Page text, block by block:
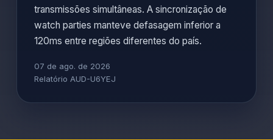
transmissões simultâneas. A sincronização de
watch parties manteve defasagem inferior a
120ms entre regiões diferentes do país.
07 de ago. de 2026
Relatório AUD-U6YEJ